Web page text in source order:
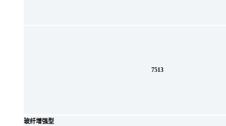
7513
玻纤增强型